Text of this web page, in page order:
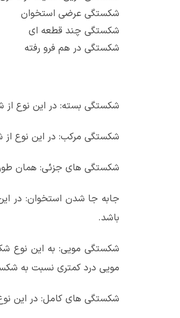
شکستگی عرضی استخوان
شکستگی چند قطعه ای
شکستگی در هم فرو رفته
شکستگی بسته: در این نوع
شکستگی مرکب: در این نوع
شکستگی های جزئی: همان
جابه جا شدن استخوان: در
باشد.
شکستگی مویی: به این نوع
مویی درد کمتری نسبت به
شکستگی های کامل: در این